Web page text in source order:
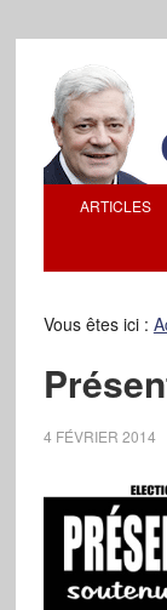
ARTICLES
Vous êtes ici :
4 FÉVRIER 2014